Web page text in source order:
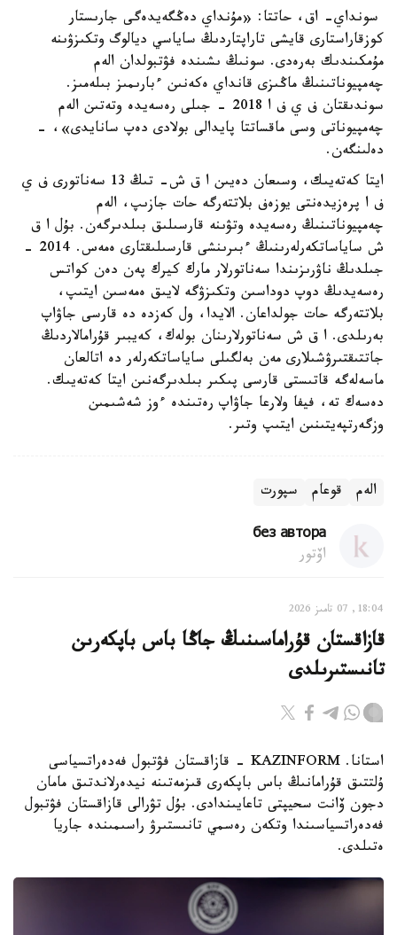
سونداي- اق، حاتتا: «مۇنداي دەڭگەيدەگى جارىستار
كوزقاراستارى قايشى تاراپتاردىڭ ساياسي ديالوگ وتكىزۋىنە
مۇمكىندىك بەرەدى. سونىڭ ىشىندە فۋتبولدان الەم
چەمپيوناتىنىڭ ماڭىزى قانداي ەكەنىن ءبارىمىز بىلەمىز.
سوندىقتان ف ي ف ا 2018 - جىلى رەسەيدە وتەتىن الەم
چەمپيوناتى وسى ماقساتتا پايدالى بولادى دەپ سانايدى»، -
دەلىنگەن.
ايتا كەتەيىك، وسىعان دەيىن ا ق ش- تىڭ 13 سەناتورى ف ي
ف ا پرەزيدەنتى يوزەف بلاتتەرگە حات جازىپ، الەم
چەمپيوناتىنىڭ رەسەيدە وتۋىنە قارسىلىق بىلدىرگەن. بۇل ا ق
ش ساياساتكەرلەرىنىڭ ءبىرىنشى قارسىلىقتارى ەمەس. 2014 -
جىلدىڭ ناۋرىزىندا سەناتورلار مارك كيرك پەن دەن كواتس
رەسەيدىڭ دوپ دوداسىن وتكىزۋگە لايىق ەمەسىن ايتىپ،
بلاتتەرگە حات جولداعان. الايدا، ول كەزدە دە قارسى جاۋاپ
بەرىلدى. ا ق ش سەناتورلارىنان بولەك، كەيبىر قۇرامالاردىڭ
جاتتىقتىرۋشىلارى مەن بەلگىلى ساياساتكەرلەر دە اتالعان
ماسەلەگە قاتىستى قارسى پىكىر بىلدىرگەنىن ايتا كەتەيىك.
دەسەك تە، فيفا ولارعا جاۋاپ رەتىندە ءوز شەشىمىن
وزگەرتپەيتىنىن ايتىپ وتىر.
الەم قوعام سپورت
без автора
اۆتور
18:04, 07 تامىز 2026
قازاقستان قۇراماسىنىڭ جاڭا باس باپكەرىن
تانىستىرىلدى
استانا. KAZINFORM - قازاقستان فۋتبول فەدەراتسياسى
ۇلتتىق قۇرامانىڭ باس باپكەرى قىزمەتىنە نيدەرلاندتىق مامان
دجون ۆانت سحيپتى تاعايىندادى. بۇل تۋرالى قازاقستان فۋتبول
فەدەراتسياسىندا وتكەن رەسمي تانىستىرۋ راسىمىندە جاريا
ەتىلدى.